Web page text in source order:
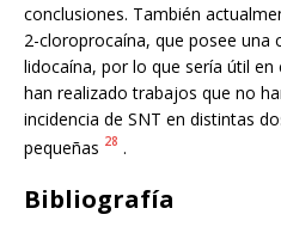
conclusiones. También
2-cloroprocaína, que posee una
lidocaína, por lo que sería útil
han realizado trabajos que no
incidencia de SNT en distintas
pequeñas 28 .
Bibliografía